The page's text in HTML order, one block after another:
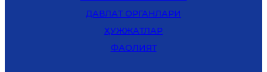
ДАВЛАТ ОРГАНЛАРИ
ҲУЖЖАТЛАР
ФАОЛИЯТ